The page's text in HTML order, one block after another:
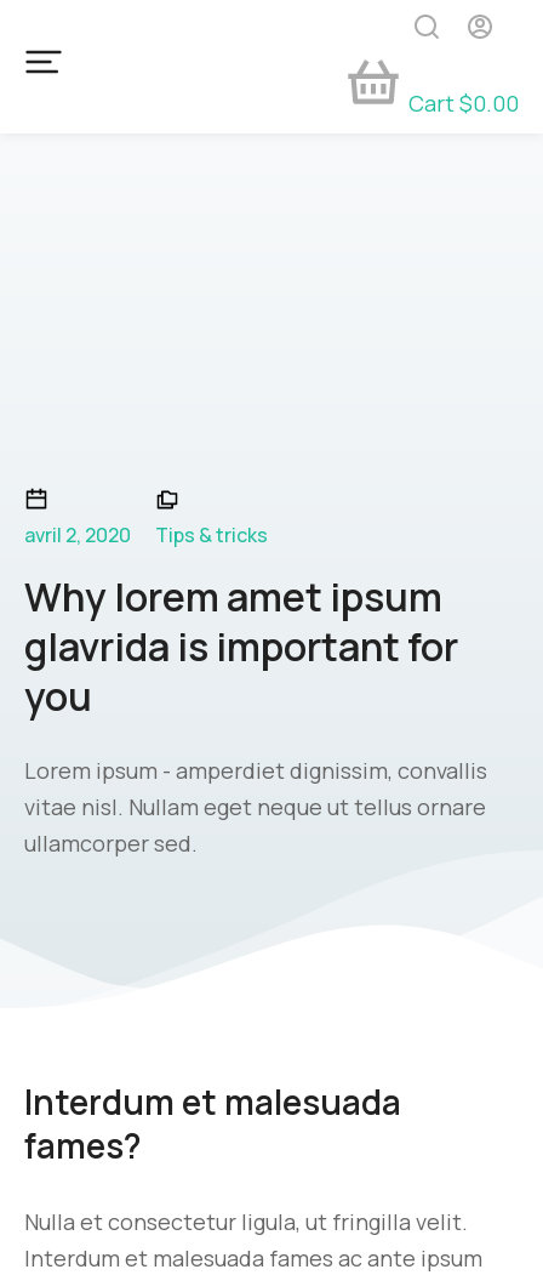
Cart$0.00
avril 2, 2020 Tips & tricks
Why lorem amet ipsum
glavrida is important for
you
Lorem ipsum - amperdiet dignissim, convallis
vitae nisl. Nullam eget neque ut tellus ornare
ullamcorper sed.
Interdum et malesuada
fames?
Nulla et consectetur ligula, ut fringilla velit.
Interdum et malesuada fames ac ante ipsum